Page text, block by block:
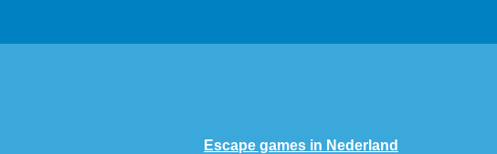
Escape games in Nederland